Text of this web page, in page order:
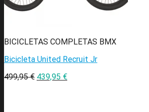
BICICLETAS COMPLETAS BMX
Bicicleta United Recruit Jr
499,95€ 439,95 €